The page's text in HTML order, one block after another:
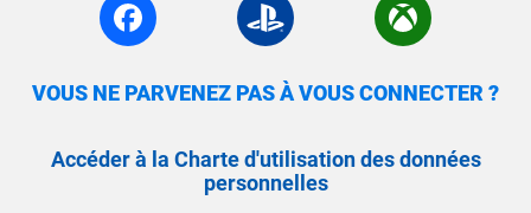
VOUS NE PARVENEZ PAS À VOUS CONNECTER ?
Accéder à la Charte d'utilisation des données
personnelles